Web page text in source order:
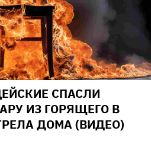
СПАСЛИ
ИЗ ГОРЯЩЕГО В
ДОМА (ВИДЕО)